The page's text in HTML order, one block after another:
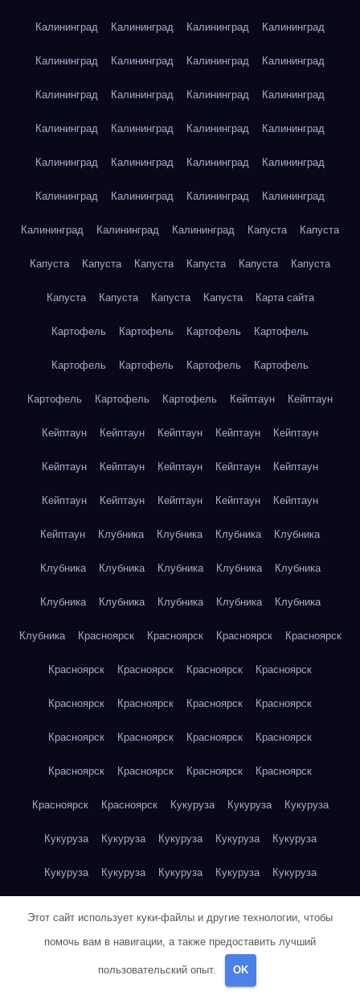
Калининград Калининград Калининград Калининград
Калининград Калининград Калининград Калининград
Калининград Калининград Калининград Калининград
Калининград Калининград Калининград Калининград
Калининград Калининград Калининград Калининград
Калининград Калининград Калининград Калининград
Калининград Калининград Калининград Капуста Капуста
Капуста Капуста Капуста Капуста Капуста Капуста
Капуста Капуста Капуста Капуста Карта сайта
Картофель Картофель Картофель Картофель
Картофель Картофель Картофель Картофель
Картофель Картофель Картофель Кейптаун Кейптаун
Кейптаун Кейптаун Кейптаун Кейптаун Кейптаун
Кейптаун Кейптаун Кейптаун Кейптаун Кейптаун
Кейптаун Кейптаун Кейптаун Кейптаун Кейптаун
Кейптаун Клубника Клубника Клубника Клубника
Клубника Клубника Клубника Клубника Клубника
Клубника Клубника Клубника Клубника Клубника
Клубника Красноярск Красноярск Красноярск Красноярск
Красноярск Красноярск Красноярск Красноярск
Красноярск Красноярск Красноярск Красноярск
Красноярск Красноярск Красноярск Красноярск
Красноярск Красноярск Красноярск Красноярск
Красноярск Красноярск Кукуруза Кукуруза Кукуруза
Кукуруза Кукуруза Кукуруза Кукуруза Кукуруза
Кукуруза Кукуруза Кукуруза Кукуруза Кукуруза
Куриная грудка Куриная грудка Куриная грудка
Куриная грудка Куриная грудка Куриная грудка
Этот сайт использует куки-файлы и другие технологии, чтобы
помочь вам в навигации, а также предоставить лучший
пользовательский опыт. OK